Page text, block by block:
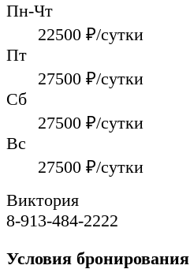
Пн-Чт
22500 ₽/сутки
Пт
27500 ₽/сутки
Сб
27500 ₽/сутки
Вс
27500 ₽/сутки
Виктория
8-913-484-2222
Условия бронирования